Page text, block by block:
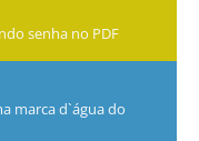
senha no PDF
marca d`água do